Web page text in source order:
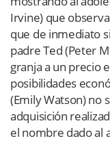
Irvine) que
que de inmediato
padre Ted (Peter
granja a un precio
posibilidades
(Emily Watson) no
adquisición
el nombre dado al